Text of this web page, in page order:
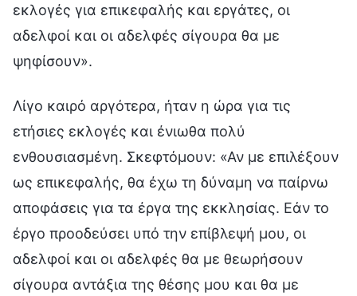
εκλογές για επικεφαλής και εργάτες, οι
αδελφοί και οι αδελφές σίγουρα θα με
ψηφίσουν».
Λίγο καιρό αργότερα, ήταν η ώρα για τις
ετήσιες εκλογές και ένιωθα πολύ
ενθουσιασμένη. Σκεφτόμουν: «Αν με επιλέξουν
ως επικεφαλής, θα έχω τη δύναμη να παίρνω
αποφάσεις για τα έργα της εκκλησίας. Εάν το
έργο προοδεύσει υπό την επίβλεψή μου, οι
αδελφοί και οι αδελφές θα με θεωρήσουν
σίγουρα αντάξια της θέσης μου και θα με